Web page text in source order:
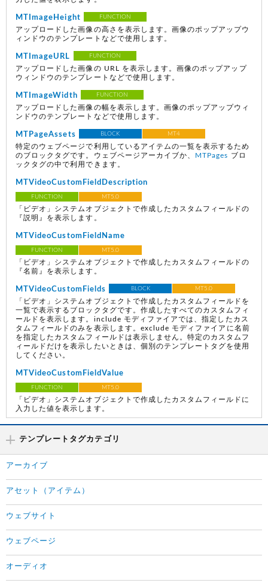
MTImageHeight FUNCTION
アップロードした画像の高さを表示します。画像のポップアップウ
ィンドウのテンプレートなどで使用します。
MTImageURL FUNCTION
アップロードした画像の URL を表示します。画像のポップアップ
ウィンドウのテンプレートなどで使用します。
MTImageWidth FUNCTION
アップロードした画像の幅を表示します。画像のポップアップウィ
ンドウのテンプレートなどで使用します。
MTPageAssets BLOCK MT4
特定のウェブページで利用しているアイテムの一覧を表示するため
のブロックタグです。ウェブページアーカイブか、
MTPages ブロ
ックタグの中で利用できます。
MTVideoCustomFieldDescription
FUNCTION MT5.0
「ビデオ」システムオブジェクトで作成したカスタムフィールドの
『説明』を表示します。
MTVideoCustomFieldName
FUNCTION MT5.0
「ビデオ」システムオブジェクトで作成したカスタムフィールドの
『名前』を表示します。
MTVideoCustomFields BLOCK MT5.0
「ビデオ」システムオブジェクトで作成したカスタムフィールドを
一覧で表示するブロックタグです。作成したすべてのカスタムフィ
ールドを表示します。include モディファイアでは、指定したカス
タムフィールドのみを表示します。exclude モディファイアに名前
を指定したカスタムフィールドは表示しません。特定のカスタムフ
ィールドだけを表示したいときは、個別のテンプレートタグを使用
してください。
MTVideoCustomFieldValue
FUNCTION MT5.0
「ビデオ」システムオブジェクトで作成したカスタムフィールドに
入力した値を表示します。
テンプレートタグカテゴリ
アーカイブ
アセット（アイテム）
ウェブサイト
ウェブページ
オーディオ